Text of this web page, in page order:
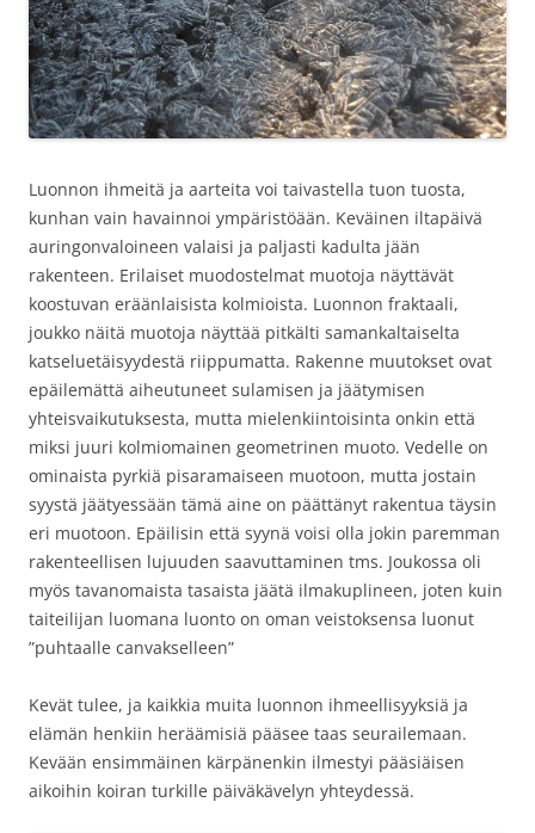
Luonnon ihmeitä ja aarteita voi taivastella tuon tuosta,
kunhan vain havainnoi ympäristöään. Keväinen iltapäivä
auringonvaloineen valaisi ja paljasti kadulta jään
rakenteen. Erilaiset muodostelmat muotoja näyttävät
koostuvan eräänlaisista kolmioista. Luonnon fraktaali,
joukko näitä muotoja näyttää pitkälti samankaltaiselta
katseluetäisyydestä riippumatta. Rakenne muutokset ovat
epäilemättä aiheutuneet sulamisen ja jäätymisen
yhteisvaikutuksesta, mutta mielenkiintoisinta onkin että
miksi juuri kolmiomainen geometrinen muoto. Vedelle on
ominaista pyrkiä pisaramaiseen muotoon, mutta jostain
syystä jäätyessään tämä aine on päättänyt rakentua täysin
eri muotoon. Epäilisin että syynä voisi olla jokin paremman
rakenteellisen lujuuden saavuttaminen tms. Joukossa oli
myös tavanomaista tasaista jäätä ilmakuplineen, joten kuin
taiteilijan luomana luonto on oman veistoksensa luonut
”puhtaalle canvakselleen”
Kevät tulee, ja kaikkia muita luonnon ihmeellisyyksiä ja
elämän henkiin heräämisiä pääsee taas seurailemaan.
Kevään ensimmäinen kärpänenkin ilmestyi pääsiäisen
aikoihin koiran turkille päiväkävelyn yhteydessä.